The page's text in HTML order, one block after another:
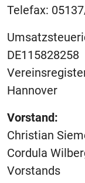
Telefax:
DE115828258
Hannover
Vorstand:
Christian
Cordula
Vorstands